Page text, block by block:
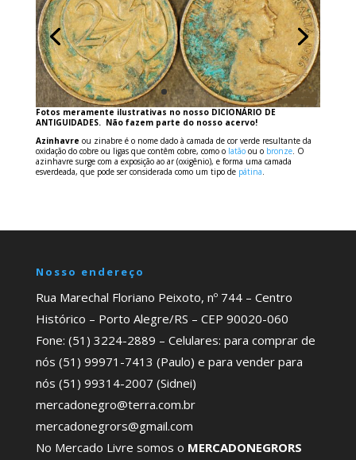
Fotos meramente ilustrativas no nosso DICIONÁRIO DE
ANTIGUIDADES. Não fazem parte do nosso acervo!
Azinhavre ou zinabre é o nome dado à camada de cor verde resultante da
oxidação do cobre ou ligas que contêm cobre, como o latãoou o bronze. O
azinhavre surge com a exposição ao ar (oxigênio), e forma uma camada
esverdeada, que pode ser considerada como um tipo de pátina.
Nosso endereço
Rua Marechal Floriano Peixoto, nº 744 – Centro
Histórico – Porto Alegre/RS – CEP 90020-060
Fone: (51) 3224-2889 – Celulares: para comprar de
nós (51) 99971-7413 (Paulo) e para vender para
nós (51) 99314-2007 (Sidnei)
mercadonegro@terra.com.br
mercadonegrors@gmail.com
No Mercado Livre somos o MERCADONEGRORS